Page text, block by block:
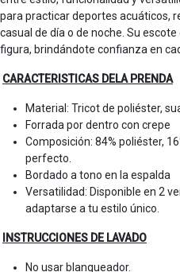
para practicar deportes acuáticos,
casual de día o de noche. Su
figura, brindándote confianza en
CARACTERISTICAS DELA PRENDA
Material: Tricot de poliéster,
Forrada por dentro con crepe
Composición: 84% poliéster,
perfecto.
Bordado a tono en la espalda
Versatilidad: Disponible en 2
adaptarse a tu estilo único.
INSTRUCCIONES DE LAVADO
No usar blanqueador.